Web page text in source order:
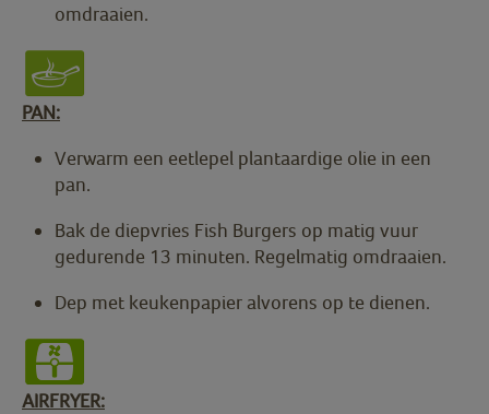
omdraaien.
PAN:
Verwarm een eetlepel plantaardige olie in een
pan.
Bak de diepvries Fish Burgers op matig vuur
gedurende 13 minuten. Regelmatig omdraaien.
Dep met keukenpapier alvorens op te dienen.
AIRFRYER: